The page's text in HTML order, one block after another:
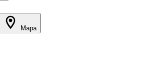
Mapa